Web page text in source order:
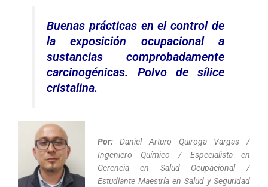
Buenas prácticas en el control de
la exposición ocupacional a
sustancias comprobadamente
carcinogénicas. Polvo de sílice
cristalina.
Por:Daniel Arturo Quiroga Vargas /
Ingeniero Químico / Especialista en
Gerencia en Salud Ocupacional /
Estudiante Maestría en Salud y Seguridad